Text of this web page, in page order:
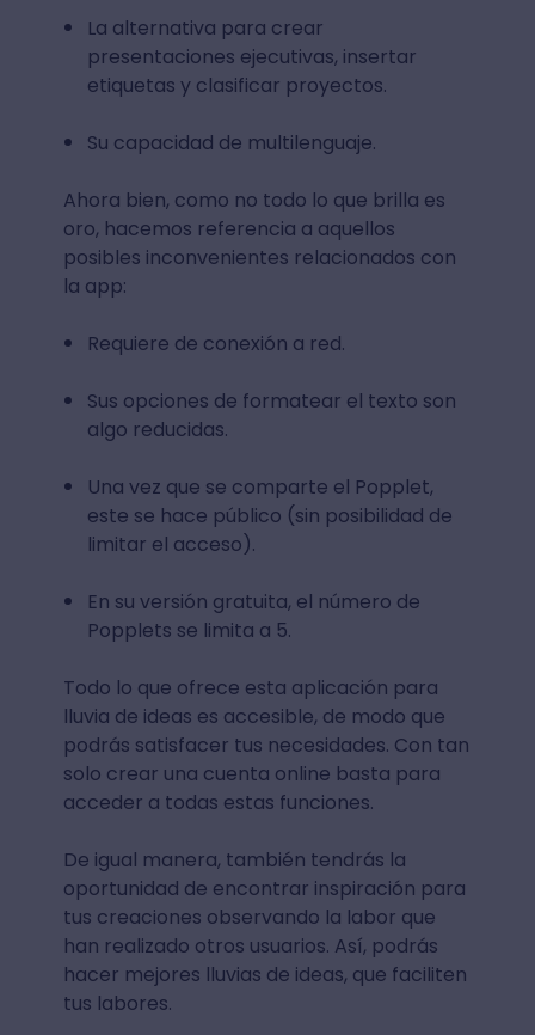
La alternativa para crear
presentaciones ejecutivas, insertar
etiquetas y clasificar proyectos.
Su capacidad de multilenguaje.
Ahora bien, como no todo lo que brilla es
oro, hacemos referencia a aquellos
posibles inconvenientes relacionados con
la app:
Requiere de conexión a red.
Sus opciones de formatear el texto son
algo reducidas.
Una vez que se comparte el Popplet,
este se hace público (sin posibilidad de
limitar el acceso).
En su versión gratuita, el número de
Popplets se limita a 5.
Todo lo que ofrece esta aplicación para
lluvia de ideas es accesible, de modo que
podrás satisfacer tus necesidades. Con tan
solo crear una cuenta online basta para
acceder a todas estas funciones.
De igual manera, también tendrás la
oportunidad de encontrar inspiración para
tus creaciones observando la labor que
han realizado otros usuarios. Así, podrás
hacer mejores lluvias de ideas, que faciliten
tus labores.